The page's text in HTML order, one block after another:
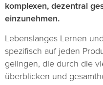
komplexen, dezentral
einzunehmen.
Lebenslanges Lernen
spezifisch auf jeden
gelingen, die durch die
überblicken und